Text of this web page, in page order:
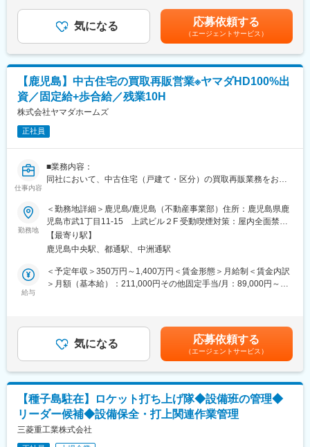
社内の5人に1人が年収1000万円以上と給与UPが叶う仕事です。
契約金額は数億円になるため、大きなインセンティブが支給され
ることが高年収の理由です。
時短勤務でも評価基準は同様のため、６時間勤務でも年収1,000万
円が目指せます。
■時短勤務×営業でも活躍できる理由：
土地活用営業は「長時間労働」「飛び込み中心」という印象を持
たれがちですが、当社では計画性を重視した営業活動を行ってい
ます。勤務時間に制約があることを前提に役割設計を行い、成果
■入社後のミッション：
関係性構築からがスタートです。
その土地への想い入れ、今後への悩みについて、話を「聞く」こ
とが大切なお仕事です。
変更の範囲：会社の定める業務
パナソニックをルーツにもつ当社ならではのコンプライアンス遵
守で安心の職場環境。育休取得や福利厚生も充実！（男性78％・
女性100%・産後職場復帰率97%以上）
・直行直帰や在宅勤務が可能！
残業：月20h程・繁忙期も30~40h程と業界の中でもトップクラス
に働き方！
※パナソニック系列でコンプライアンスの順守・積極的なDX推進
等も行い、業界でトップクラスの働き方を実現！
【同社ならではの特徴】
昨今特に需要の大きい都市部向けの商品として、工業化住宅では
業界初となる９Ｆ建てまで対応可能な多層階住宅を用意しており
ます。特に都心部では低層階は商業・飲食など、中層は賃貸住宅
を持つ建物をプランニングすることが求められますので、これま
での経験を元に様々なタイプの物件を設計することが可能です。
【業務内容】
だきます。
・都市部においては、複合利用目的にも活用可能な最大９階建て
設計者としてお客様に直接ニーズをヒヤリングするところから、
プラ
ンの作成やご提案書作成、インテリア設計まで設計に関する業務
を一貫してご担当頂きます。
鉄骨系工業化住宅としてはきめ細やかな150mmピッチでの設計が
可能な構造体を持ち、敷地対応力、設計対応力に優れ、設計者と
してお客様の理想のすまいを最大限活かす設計提案が可能です。
これまでのご経験を元に様々なタイプの物件の設計をすることが
気になる 応募依頼する
（エージェントサービス）
【鹿児島】中古住宅の買取再販営業※ヤマダHD100%出
資／固定給+歩合給／残業10H
株式会社ヤマダホームズ
正社員
仕事内容
■業務内容：
同社において、中古住宅（戸建て・区分）の買取再販業務をお任
れ、再販を行っていただきます。担当エリアに関しましては店舗
から通える範囲となっておりますので、出張は滅多にございませ
ん。
■ノルマ・インセンティブについて：
個人単位のノルマはございませんが、目標設定はございます。目
標の達成度に応じて昇格降格などの待遇があります。
インセンティブは粗利に対して発生する制度となっております。
働き方が可能です。またノー残業DAYを設定し、残業削減・労働
環境の改善に取り組んでおりプライベートの時間も確保しつつご
就業頂けます。その結果、月平均残業時間は10時間に収められて
＜同社の歴史＞
住宅業界は地域密着型の地場工務店が圧倒的に多く、大手企業の
占有率が低く、大手ハウスメーカー10社のシェアでも全体の30%
を満たしていません。しかし、近年は新築の着工棟数減少や後継
者問題において事業継続が難しく廃業される工務店も多いです。
勤務地
＜勤務地詳細＞鹿児島/鹿児島（不動産事業部）住所：鹿児島県鹿
児島市武1丁目11-15 上武ビル２F 受動喫煙対策：屋内全面禁煙
変更の範囲：本文参照
【最寄り駅】
鹿児島中央駅、都通駅、中洲通駅
給与
＜予定年収＞350万円～1,400万円＜賃金形態＞月給制＜賃金内訳
＞月額（基本給）：211,000円その他固定手当/月：89,000円～
■昇給：年1回■賞与：年2回(7月・12月)賃金はあくまでも目安の
金額であり、選考を通じて上下する可能性があります。月給(月額)
は固定手当を含めた表記です。
気になる 応募依頼する
（エージェントサービス）
【種子島駐在】ロケット打ち上げ隊◆設備班の管理◆
リーダー候補◆設備保全・打上関連作業管理
三菱重工業株式会社